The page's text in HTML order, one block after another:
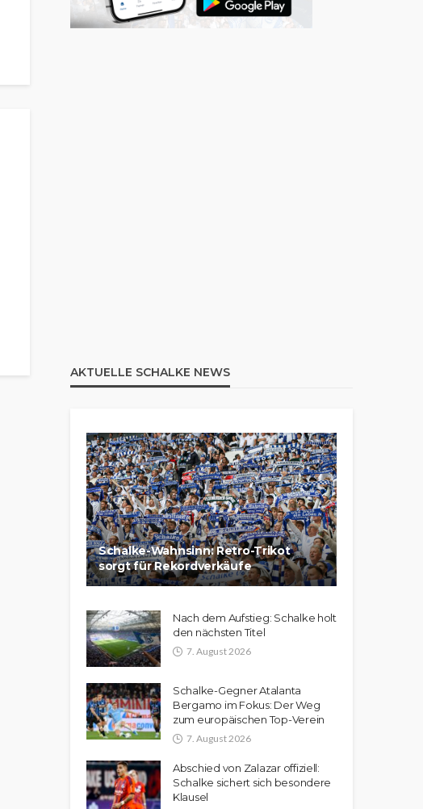
AKTUELLE SCHALKE NEWS
Schalke-Wahnsinn: Retro-Trikot
sorgt für Rekordverkäufe
Nach dem Aufstieg: Schalke holt
den nächsten Titel
7. August 2026
Schalke-Gegner Atalanta
Bergamo im Fokus: Der Weg
zum europäischen Top-Verein
7. August 2026
Abschied von Zalazar offiziell:
Schalke sichert sich besondere
Klausel